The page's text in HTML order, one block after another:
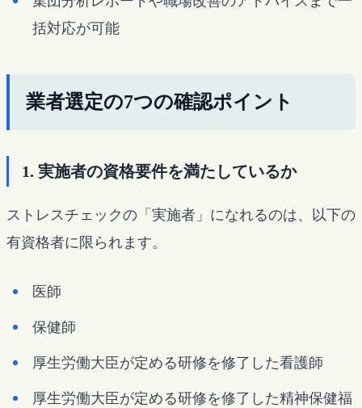
括対応が可能
業者選定の7つの確認ポイント
1. 実施者の資格要件を満たしているか
ストレスチェックの「実施者」になれるのは、以下の
有資格者に限られます。
医師
保健師
厚生労働大臣が定める研修を修了した看護師
厚生労働大臣が定める研修を修了した精神保健福